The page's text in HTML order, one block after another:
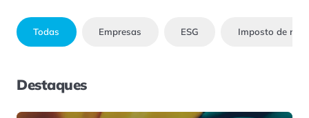
Todas Empresas ESG Imposto de
Destaques